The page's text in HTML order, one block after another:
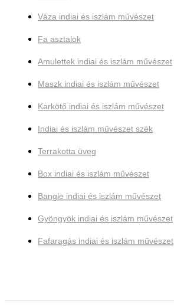
Váza indiai és iszlám művészet
Fa asztalok
Amulettek indiai és iszlám művészet
Maszk indiai és iszlám művészet
Karkötő indiai és iszlám művészet
Indiai és iszlám művészet szék
Terrakotta üveg
Box indiai és iszlám művészet
Bangle indiai és iszlám művészet
Gyöngyök indiai és iszlám művészet
Fafaragás indiai és iszlám művészet